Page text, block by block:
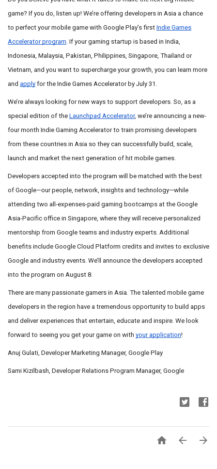
game? If you do, listen up! We’re offering developers in Asia a chance
to perfect your mobile game with Google Play’s first Indie Games
Accelerator program. If your gaming startup is based in India,
Indonesia, Malaysia, Pakistan, Philippines, Singapore, Thailand or
Vietnam, and you want to supercharge your growth, you can learn more
and apply for the Indie Games Accelerator by July 31.
We’re always looking for new ways to support developers. So, as a
special edition of the Launchpad Accelerator, we’re announcing a new-
four month Indie Gaming Accelerator to train promising developers
from these countries in Asia so they can successfully build, scale,
launch and market the next generation of hit mobile games.
Developers accepted into the program will be matched with the best
of Google—our people, network, insights and technology—while
attending two all-expenses-paid gaming bootcamps at the Google
Asia-Pacific office in Singapore, where they will receive personalized
mentorship from Google teams and industry experts. Additional
benefits include Google Cloud Platform credits and invites to exclusive
Google and industry events. We’ll announce the developers accepted
into the program on August 8.
There are many passionate gamers in Asia. The talented mobile game
developers in the region have a tremendous opportunity to build apps
and deliver experiences that entertain, educate and inspire. We look
forward to seeing you get your game on with your application!
Anuj Gulati, Developer Marketing Manager, Google Play
Sami Kizilbash, Developer Relations Program Manager, Google
  